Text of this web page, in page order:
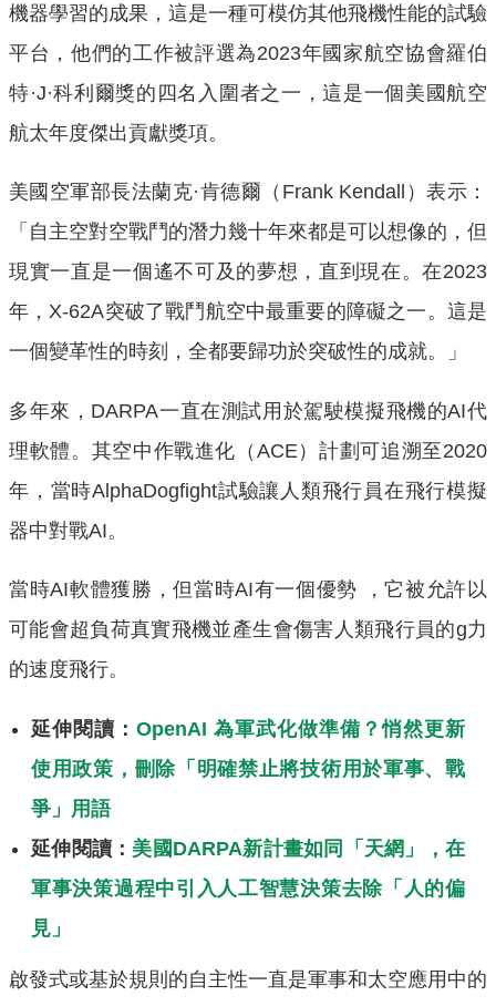
機器學習的成果，這是一種可模仿其他飛機性能的試驗
平台，他們的工作被評選為2023年國家航空協會羅伯
特·J·科利爾獎的四名入圍者之一，這是一個美國航空
航太年度傑出貢獻獎項。
美國空軍部長法蘭克·肯德爾（Frank Kendall）表示：
「自主空對空戰鬥的潛力幾十年來都是可以想像的，但
現實一直是一個遙不可及的夢想，直到現在。在2023
年，X-62A突破了戰鬥航空中最重要的障礙之一。這是
一個變革性的時刻，全都要歸功於突破性的成就。」
多年來，DARPA一直在測試用於駕駛模擬飛機的AI代
理軟體。其空中作戰進化（ACE）計劃可追溯至2020
年，當時AlphaDogfight試驗讓人類飛行員在飛行模擬
器中對戰AI。
當時AI軟體獲勝，但當時AI有一個優勢 ，它被允許以
可能會超負荷真實飛機並產生會傷害人類飛行員的g力
的速度飛行。
延伸閱讀： OpenAI 為軍武化做準備？悄然更新
使用政策，刪除「明確禁止將技術用於軍事、戰
爭」用語
延伸閱讀： 美國DARPA新計畫如同「天網」，在
軍事決策過程中引入人工智慧決策去除「人的偏
見」
啟發式或基於規則的自主性一直是軍事和太空應用中的